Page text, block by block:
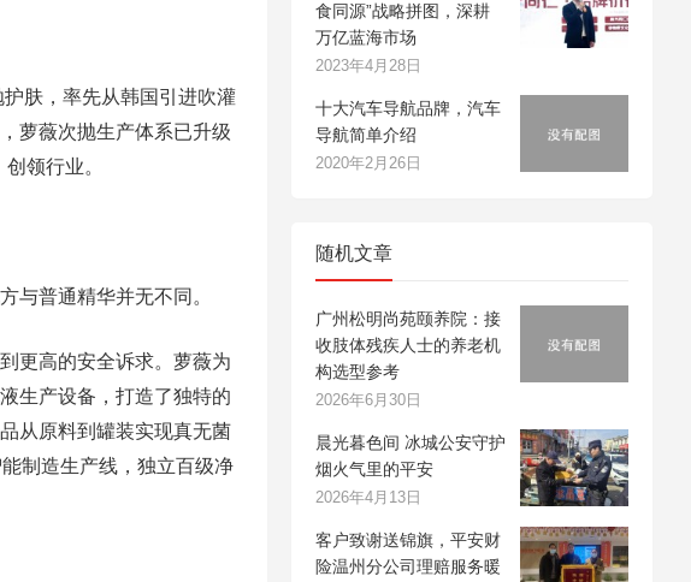
肤，率先从韩国引进吹灌
萝薇次抛生产体系已升级
领行业。
与普通精华并无不同。
更高的安全诉求。萝薇为
生产设备，打造了独特的
从原料到罐装实现真无菌
制造生产线，独立百级净
食同源”战略拼图，深耕
万亿蓝海市场
2023年4月28日
十大汽车导航品牌，汽车
导航简单介绍
2020年2月26日
随机文章
广州松明尚苑颐养院：接
收肢体残疾人士的养老机
构选型参考
2026年6月30日
晨光暮色间 冰城公安守护
烟火气里的平安
2026年4月13日
客户致谢送锦旗，平安财
险温州分公司理赔服务暖